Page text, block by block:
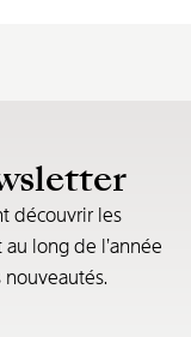
découvrir les
long de l’année